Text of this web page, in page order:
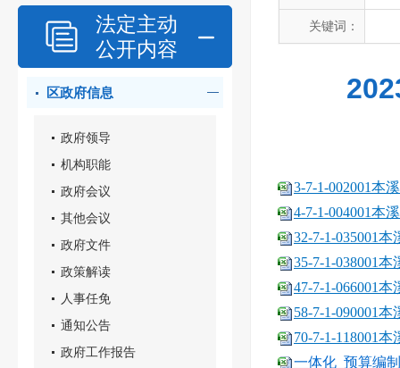
法定主动
公开内容
区政府信息
政府领导
机构职能
政府会议
其他会议
政府文件
政策解读
人事任免
通知公告
政府工作报告
关键词：
3-7-1-002001本
4-7-1-004001本
32-7-1-035001
35-7-1-038001
47-7-1-066001
58-7-1-090001
70-7-1-118001
一体化_预算编